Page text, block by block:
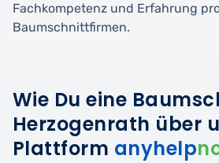
Fachkompetenz und Erfahrung
Baumschnittfirmen.
Wie Du eine
Herzogenrath über
Plattform anyhelp